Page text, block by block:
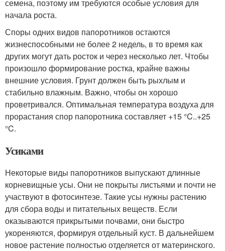
семена, поэтому им требуются особые условия для
начала роста.
Споры одних видов папоротников остаются
жизнеспособными не более 2 недель, в то время как
других могут дать росток и через несколько лет. Чтобы
произошло формирование ростка, крайне важны
внешние условия. Грунт должен быть рыхлым и
стабильно влажным. Важно, чтобы он хорошо
проветривался. Оптимальная температура воздуха для
прорастания спор папоротника составляет +15 °C..+25
°C.
Усиками
Некоторые виды папоротников выпускают длинные
корневищные усы. Они не покрыты листьями и почти не
участвуют в фотосинтезе. Такие усы нужны растению
для сбора воды и питательных веществ. Если
оказываются прикрытыми почвами, они быстро
укореняются, формируя отдельный куст. В дальнейшем
новое растение полностью отделяется от материнского.